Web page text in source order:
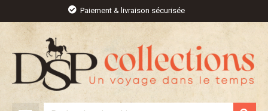
contenu
Paiement & livraison sécurisée
Rechercher